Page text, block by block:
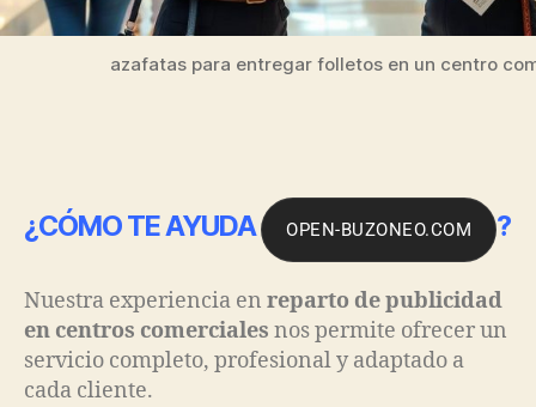
azafatas para entregar folletos en un centro
¿CÓMO TE AYUDA OPEN-BUZONEO.COM ?
Nuestra experiencia en reparto de publicidad
en centros comerciales nos permite ofrecer un
servicio completo, profesional y adaptado a
cada cliente.